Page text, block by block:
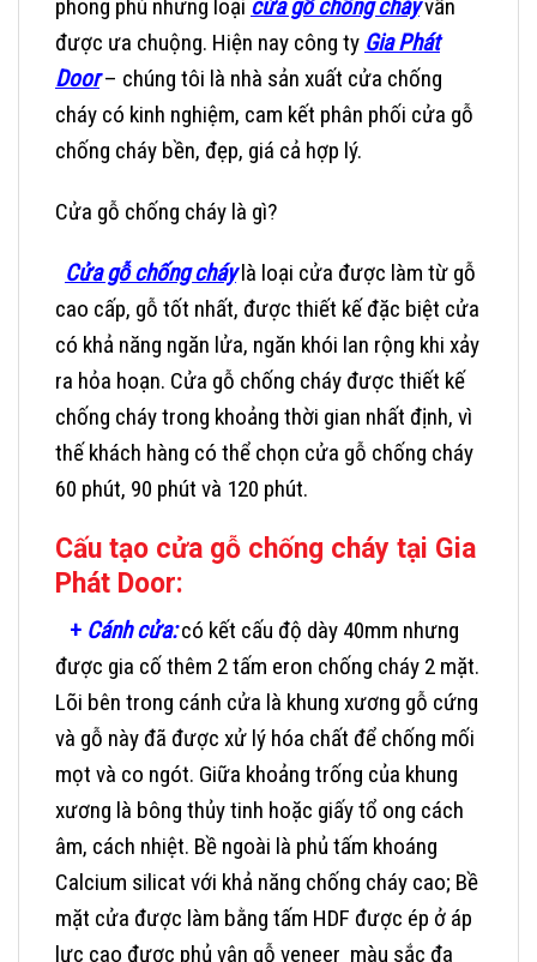
phong phú nhưng loại cửa gỗ chống cháyvẫn
được ưa chuộng. Hiện nay công ty Gia Phát
Door– chúng tôi là nhà sản xuất cửa chống
cháy có kinh nghiệm, cam kết phân phối cửa gỗ
chống cháy bền, đẹp, giá cả hợp lý.
Cửa gỗ chống cháy là gì?
Cửa gỗ chống cháylà loại cửa được làm từ gỗ
cao cấp, gỗ tốt nhất, được thiết kế đặc biệt cửa
có khả năng ngăn lửa, ngăn khói lan rộng khi xảy
ra hỏa hoạn. Cửa gỗ chống cháy được thiết kế
chống cháy trong khoảng thời gian nhất định, vì
thế khách hàng có thể chọn cửa gỗ chống cháy
60 phút, 90 phút và 120 phút.
Cấu tạo cửa gỗ chống cháy tại Gia
Phát Door:
+ Cánh cửa: có kết cấu độ dày 40mm nhưng
được gia cố thêm 2 tấm eron chống cháy 2 mặt.
Lõi bên trong cánh cửa là khung xương gỗ cứng
và gỗ này đã được xử lý hóa chất để chống mối
mọt và co ngót. Giữa khoảng trống của khung
xương là bông thủy tinh hoặc giấy tổ ong cách
âm, cách nhiệt. Bề ngoài là phủ tấm khoáng
Calcium silicat với khả năng chống cháy cao; Bề
mặt cửa được làm bằng tấm HDF được ép ở áp
lực cao được phủ vân gỗ veneer màu sắc đa